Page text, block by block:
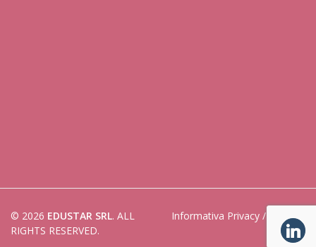
© 2026 EDUSTAR SRL. ALL
RIGHTS RESERVED.
Informativa Privacy / Cookies